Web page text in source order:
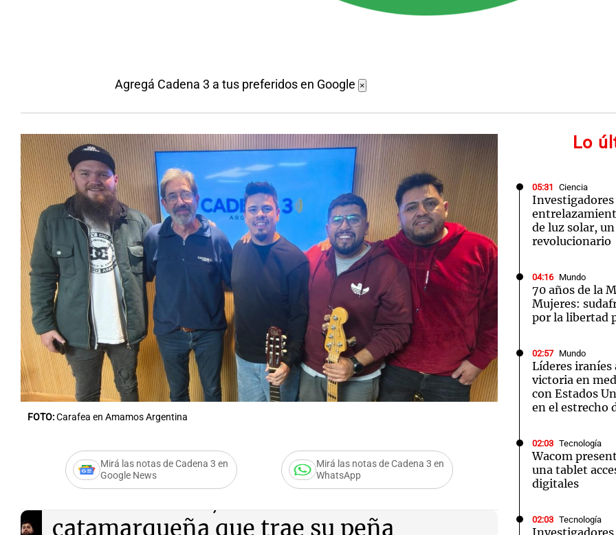
Agregá Cadena 3 a tus preferidos en Google ×
FOTO:Carafea en Amamos Argentina
Mirá las notas de Cadena 3 en
Google News
Mirá las notas de Cadena 3 en
WhatsApp
catamarqueña que trae su peña
Lo
05:31 Ciencia
de luz solar,
revolucionario
04:16 Mundo
70 años de la
Mujeres:
por la libertad
02:57 Mundo
Líderes iraníes
victoria en
con Estados
en el estrecho
02:03 Tecnología
Wacom
una tablet
digitales
02:03 Tecnología